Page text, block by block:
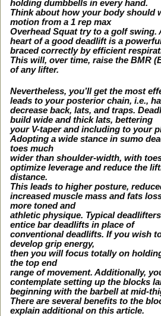
holding dumbbells in every hand.
Think about how your body should
motion from a 1 rep max
Overhead Squat try to a golf swing.
heart of a good deadlift is a
braced correctly by efficient
This will, over time, raise the BMR
of any lifter.
Nevertheless, you’ll get the most
leads to your posterior chain, i.e.,
decrease back, lats, and traps.
build wide and thick lats, bettering
your V-taper and including to your
Adopting a wide stance in sumo
toes much
wider than shoulder-width, with
optimize leverage and reduce the
distance.
This leads to higher posture,
increased muscle mass and fats
more toned and
athletic physique. Typical
entice bar deadlifts in place of
conventional deadlifts. If you wish
develop grip energy,
then you will focus totally on
the top end
range of movement. Additionally,
contemplate setting up the blocks
beginning with the barbell at mid-
There are several benefits to the
explain additional on this article.